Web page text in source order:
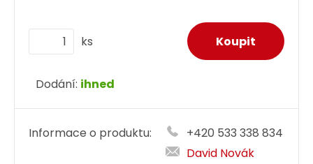
ks
Dodání: ihned
Informace o produktu:
+420 533 338 834
David Novák